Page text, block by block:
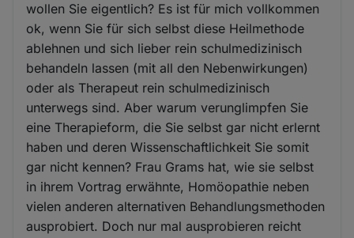
wollen Sie eigentlich? Es ist für mich vollkommen
ok, wenn Sie für sich selbst diese Heilmethode
ablehnen und sich lieber rein schulmedizinisch
behandeln lassen (mit all den Nebenwirkungen)
oder als Therapeut rein schulmedizinisch
unterwegs sind. Aber warum verunglimpfen Sie
eine Therapieform, die Sie selbst gar nicht erlernt
haben und deren Wissenschaftlichkeit Sie somit
gar nicht kennen? Frau Grams hat, wie sie selbst
in ihrem Vortrag erwähnte, Homöopathie neben
vielen anderen alternativen Behandlungsmethoden
ausprobiert. Doch nur mal ausprobieren reicht